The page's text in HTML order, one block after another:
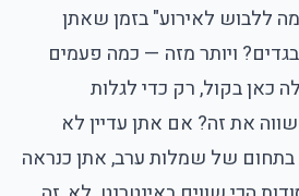
ללבוש לאירוע" בזמן שאתן
ויותר מזה — כמה פעמים
כאן בקול, רק כדי לגלות
את זה? אם אתן עדיין לא
גיליתן את Aliexpress בתחום של שמלות ערב, אתן כנראה